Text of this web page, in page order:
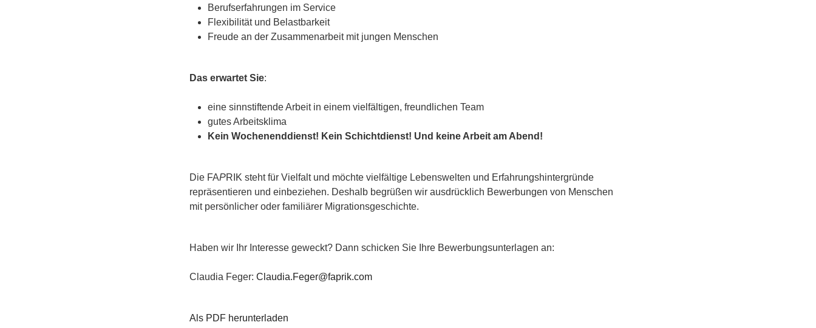
Berufserfahrungen im Service
Flexibilität und Belastbarkeit
Freude an der Zusammenarbeit mit jungen Menschen
Das erwartet Sie:
eine sinnstiftende Arbeit in einem vielfältigen, freundlichen Team
gutes Arbeitsklima
Kein Wochenenddienst! Kein Schichtdienst! Und keine Arbeit am Abend!
Die FAPRIK steht für Vielfalt und möchte vielfältige Lebenswelten und Erfahrungshintergründe
repräsentieren und einbeziehen. Deshalb begrüßen wir ausdrücklich Bewerbungen von Menschen
mit persönlicher oder familiärer Migrationsgeschichte.
Haben wir Ihr Interesse geweckt? Dann schicken Sie Ihre Bewerbungsunterlagen an:
Claudia Feger: Claudia.Feger@faprik.com
Als PDF herunterladen